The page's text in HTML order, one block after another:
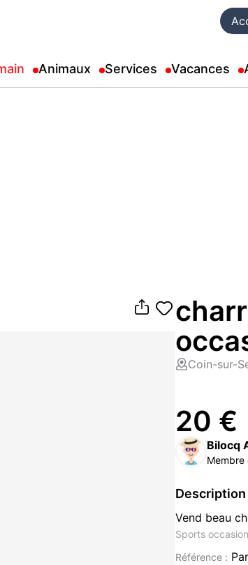
Animaux Services Vacances
Coin-sur-
20 €
Bilocq
Membre
Vend beau
Sports
Référence :